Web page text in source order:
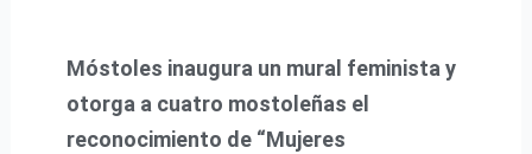
Móstoles inaugura un mural feminista y
otorga a cuatro mostoleñas el
reconocimiento de “Mujeres